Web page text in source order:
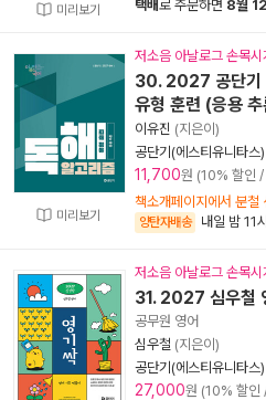
미리보기 택배로 주문하면 8월
미리보기
저소음 아날로그 손목
30. 2027 공단기
유형 훈련 (응용
이유진 (지은이)
공단기(에스티유니타스)
11,700원 (10% 할인
책소개페이지에서 분철
양탄자배송 내일 밤 11시
저소음 아날로그 손목
31. 2027 심우철
공무원 영어
심우철 (지은이)
공단기(에스티유니타스)
27,000원 (10% 할